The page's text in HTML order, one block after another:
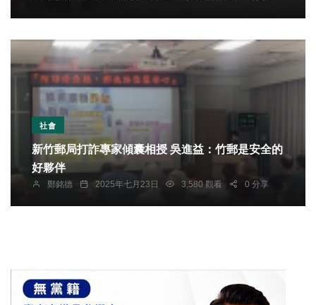
社會
新竹郵局打詐專家傾囊相授 吳進益：竹郵是安全的
好夥伴
鄭銘德 2025年七月23日 3,580 觀看 0 分享